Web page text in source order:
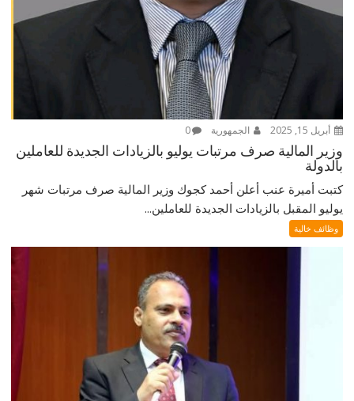
أبريل 15, 2025 الجمهورية 0
وزير المالية صرف مرتبات يوليو بالزيادات الجديدة للعاملين
بالدولة
كتبت أميرة عنب أعلن أحمد كجوك وزير المالية صرف مرتبات شهر
يوليو المقبل بالزيادات الجديدة للعاملين...
وظائف خالية